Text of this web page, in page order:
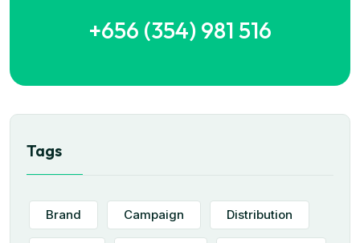
+656 (354) 981 516
Tags
Brand Campaign Distribution